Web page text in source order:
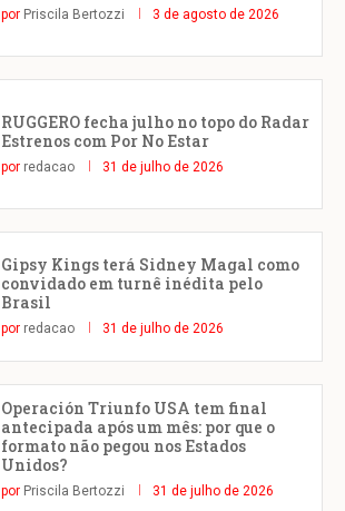
por Priscila Bertozzi 3 de agosto de 2026
RUGGERO fecha julho no topo do Radar
Estrenos com Por No Estar
por redacao 31 de julho de 2026
Gipsy Kings terá Sidney Magal como
convidado em turnê inédita pelo
Brasil
por redacao 31 de julho de 2026
Operación Triunfo USA tem final
antecipada após um mês: por que o
formato não pegou nos Estados
Unidos?
por Priscila Bertozzi 31 de julho de 2026